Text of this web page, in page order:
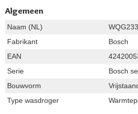
Algemeen
Naam (NL)
Fabrikant
Bosch
EAN
Serie
Bosch
Bouwvorm
Type wasdroger